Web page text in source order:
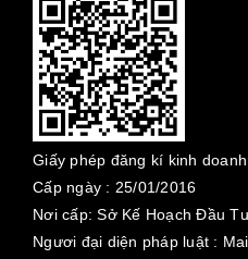
Giấy phép đăng kí kinh
Cấp ngày : 25/01/2016
Nơi cấp: Sở Kế Hoạch Đầu
Ngươi đại diện pháp luật :